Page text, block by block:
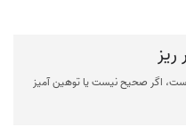
اگر صحیح نیست یا توهین آمیز